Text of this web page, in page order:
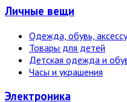
Личные вещи
Одежда, обувь,
Товары для детей
Детская одежда и
Часы и украшения
Электро­ника